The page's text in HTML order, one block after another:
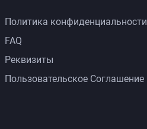
Политика конфиденциальности
FAQ
Реквизиты
Пользовательское Соглашение